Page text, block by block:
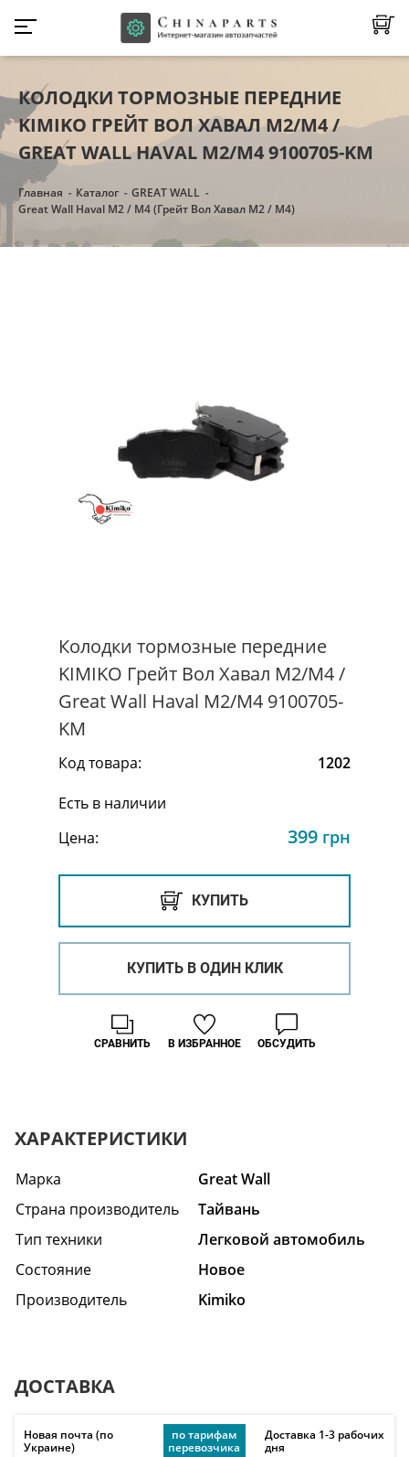
КОЛОДКИ ТОРМОЗНЫЕ ПЕРЕДНИЕ
KIMIKO ГРЕЙТ ВОЛ ХАВАЛ М2/М4 /
GREAT WALL HAVAL M2/M4 9100705-KM
Главная Каталог
GREAT WALL
Great Wall Haval M2 / M4 (Грейт Вол Хавал М2 / М4)
Колодки тормозные передние
KIMIKO Грейт Вол Хавал М2/М4 /
Great Wall Haval M2/M4 9100705-
KM
Код товара:
1202
Есть в наличии
Цена:
399 грн
КУПИТЬ
КУПИТЬ В ОДИН КЛИК
В ИЗБРАННОЕ
СРАВНИТЬ ОБСУДИТЬ
ХАРАКТЕРИСТИКИ
Марка
Great Wall
Страна производитель
Тайвань
Тип техники
Легковой автомобиль
Состояние
Hовое
Производитель
Kimiko
ДОСТАВКА
Новая почта (по
Украине)
по тарифам
перевозчика
Доставка 1-3 рабочих
дня